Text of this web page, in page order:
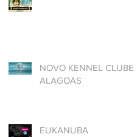
NOVO KENNEL CLUBE
ALAGOAS
EUKANUBA